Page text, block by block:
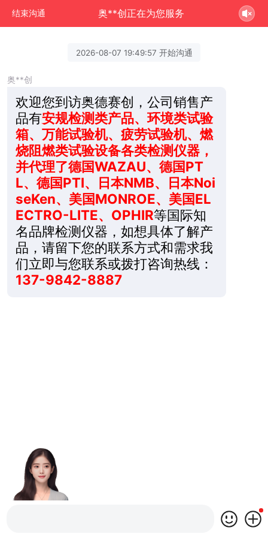
结束沟通 奥**创正在为您服务
2026-08-07 19:49:57 开始沟通
奥**创
欢迎您到访奥德赛创，公司销售产
品有安规检测类产品、环境类试验
箱、万能试验机、疲劳试验机、燃
烧阻燃类试验设备各类检测仪器，
并代理了德国WAZAU、德国PT
L、德国PTI、日本NMB、日本Noi
seKen、美国MONROE、美国EL
ECTRO-LITE、OPHIR等国际知
名品牌检测仪器，如想具体了解产
品，请留下您的联系方式和需求我
们立即与您联系或拨打咨询热线：
137-9842-8887